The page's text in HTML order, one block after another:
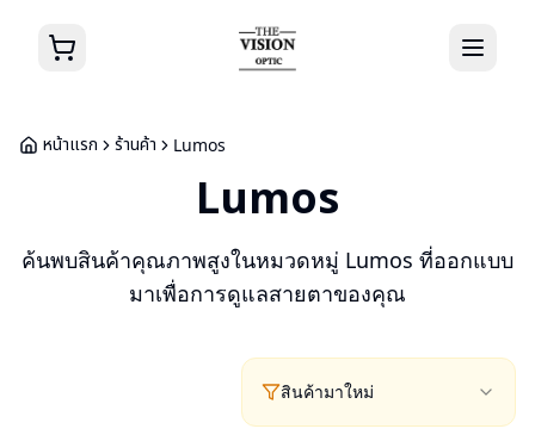
หน้าแรก ร้านค้า Lumos
Lumos
ค้นพบสินค้าคุณภาพสูงในหมวดหมู่ Lumos ที่ออกแบบ
มาเพื่อการดูแลสายตาของคุณ
สินค้ามาใหม่